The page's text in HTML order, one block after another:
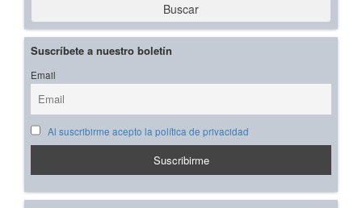
Buscar
Suscríbete a nuestro boletín
Email
Al suscribirme acepto la política de privacidad